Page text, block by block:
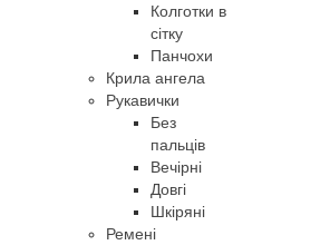
Колготки в
сітку
Панчохи
Крила ангела
Рукавички
Без
пальців
Вечірні
Довгі
Шкіряні
Ремені